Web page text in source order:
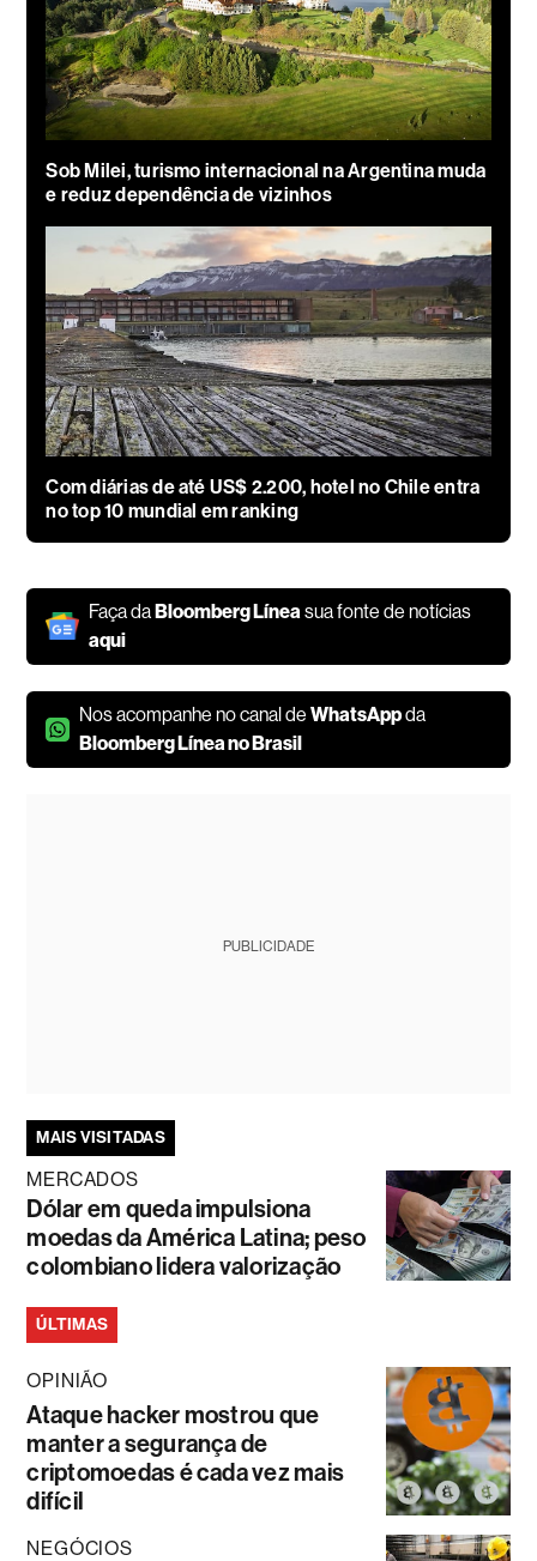
Sob Milei, turismo internacional na Argentina muda
e reduz dependência de vizinhos
Com diárias de até US$ 2.200, hotel no Chile entra
no top 10 mundial em ranking
Faça daBloomberg Línea sua fonte de notícias
aqui
Nos acompanhe no canal deWhatsAppda
Bloomberg Línea no Brasil
PUBLICIDADE
MAIS VISITADAS
MERCADOS
Dólar em queda impulsiona
moedas da América Latina; peso
colombiano lidera valorização
ÚLTIMAS
OPINIÃO
Ataque hacker mostrou que
manter a segurança de
criptomoedas é cada vez mais
difícil
NEGÓCIOS